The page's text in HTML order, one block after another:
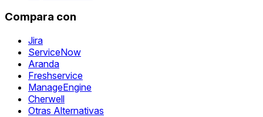
Compara con
Jira
ServiceNow
Aranda
Freshservice
ManageEngine
Cherwell
Otras Alternativas